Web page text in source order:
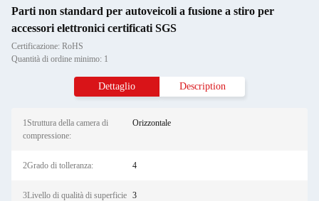
Parti non standard per autoveicoli a fusione a stiro per
accessori elettronici certificati SGS
Certificazione: RoHS
Quantità di ordine minimo: 1
Dettaglio Description
1Struttura della camera di
compressione:
Orizzontale
2Grado di tolleranza: 4
3Livello di qualità di superficie 3